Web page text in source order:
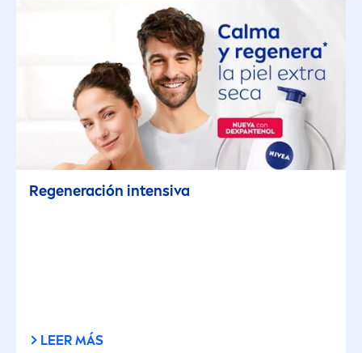
Regeneración intensiva
LEER MÁS